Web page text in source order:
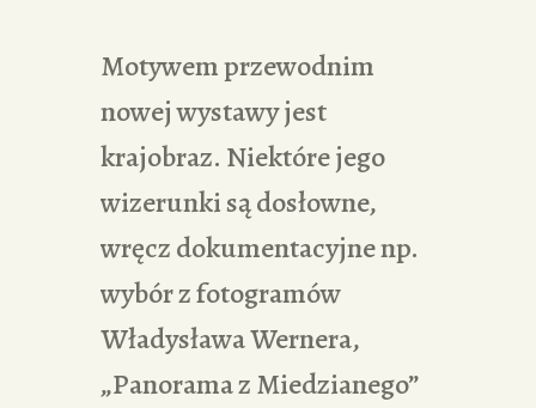
Motywem przewodnim
nowej wystawy jest
krajobraz. Niektóre jego
wizerunki są dosłowne,
wręcz dokumentacyjne np.
wybór z fotogramów
Władysława Wernera,
„Panorama z Miedzianego”